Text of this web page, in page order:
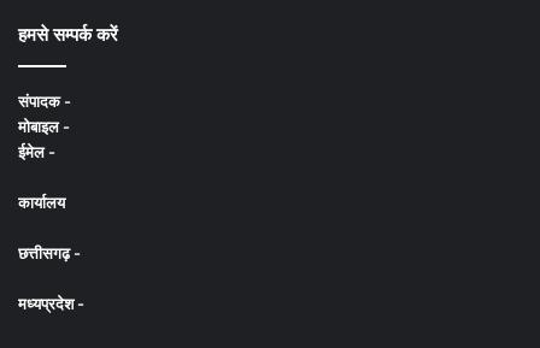
हमसे सम्पर्क करें
संपादक -
मोबाइल -
ईमेल -
कार्यालय
छत्तीसगढ़ -
मध्यप्रदेश -